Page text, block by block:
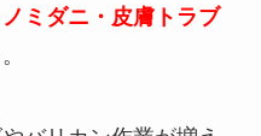
ミダニ・皮膚トラブ